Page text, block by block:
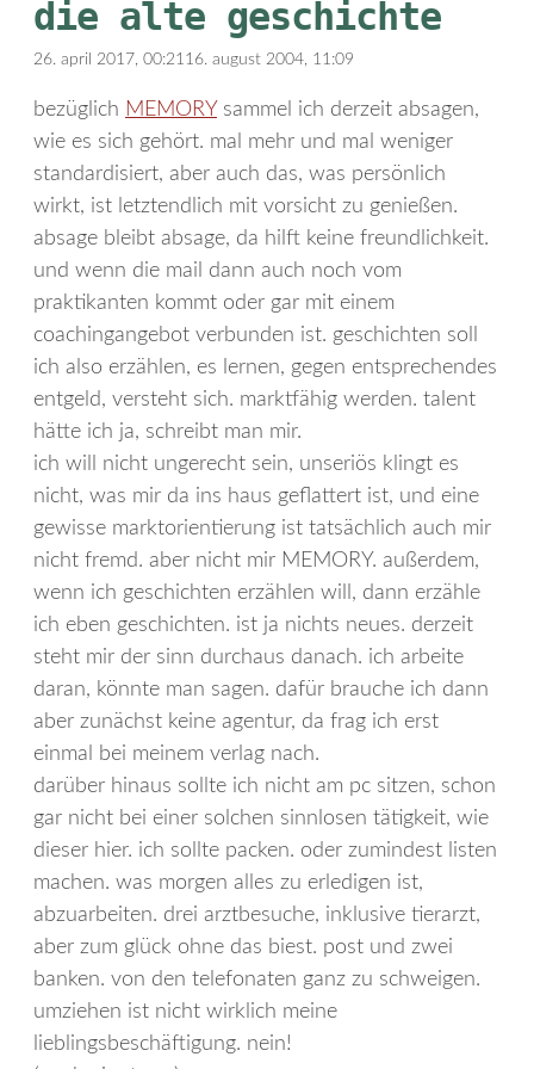
die alte geschichte
26. april 2017, 00:21 16. august 2004, 11:09
bezüglich MEMORY sammel ich derzeit absagen,
wie es sich gehört. mal mehr und mal weniger
standardisiert, aber auch das, was persönlich
wirkt, ist letztendlich mit vorsicht zu genießen.
absage bleibt absage, da hilft keine freundlichkeit.
und wenn die mail dann auch noch vom
praktikanten kommt oder gar mit einem
coachingangebot verbunden ist. geschichten soll
ich also erzählen, es lernen, gegen entsprechendes
entgeld, versteht sich. marktfähig werden. talent
hätte ich ja, schreibt man mir.
ich will nicht ungerecht sein, unseriös klingt es
nicht, was mir da ins haus geflattert ist, und eine
gewisse marktorientierung ist tatsächlich auch mir
nicht fremd. aber nicht mir MEMORY. außerdem,
wenn ich geschichten erzählen will, dann erzähle
ich eben geschichten. ist ja nichts neues. derzeit
steht mir der sinn durchaus danach. ich arbeite
daran, könnte man sagen. dafür brauche ich dann
aber zunächst keine agentur, da frag ich erst
einmal bei meinem verlag nach.
darüber hinaus sollte ich nicht am pc sitzen, schon
gar nicht bei einer solchen sinnlosen tätigkeit, wie
dieser hier. ich sollte packen. oder zumindest listen
machen. was morgen alles zu erledigen ist,
abzuarbeiten. drei arztbesuche, inklusive tierarzt,
aber zum glück ohne das biest. post und zwei
banken. von den telefonaten ganz zu schweigen.
umziehen ist nicht wirklich meine
lieblingsbeschäftigung. nein!